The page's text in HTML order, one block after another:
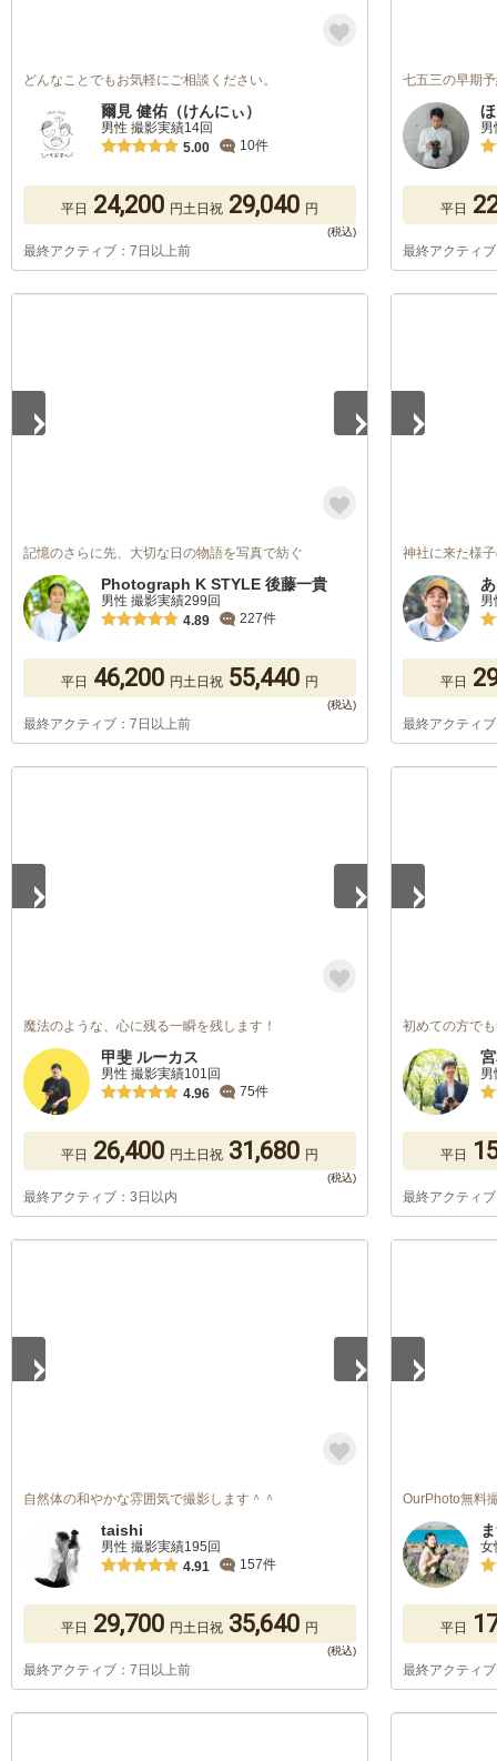
どんなことでもお気軽にご相談ください。
爾見 健佑（けんにぃ）
男性 撮影実績14回
5.00
10件
平日 24,200 円土日祝 29,040 円
最終アクティブ：7日以上前
七五三の早期
平日
最終アクティ
記憶のさらに先、大切な日の物語を写真で紡ぐ
Photograph K STYLE 後藤一貴
男性 撮影実績299回
4.89
227件
平日 46,200 円土日祝 55,440 円
最終アクティブ：7日以上前
神社に来た様
平日
最終アクティ
魔法のような、心に残る一瞬を残します！
甲斐 ルーカス
男性 撮影実績101回
4.96
75件
平日 26,400 円土日祝 31,680 円
最終アクティブ：3日以内
初めての方で
平日
最終アクティ
自然体の和やかな雰囲気で撮影します＾＾
taishi
男性 撮影実績195回
4.91
157件
平日 29,700 円土日祝 35,640 円
最終アクティブ：7日以上前
OurPhoto無料
女
平日
最終アクティ